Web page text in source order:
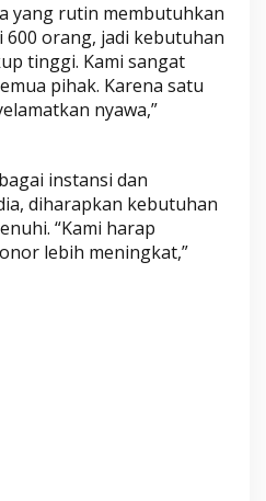
yang rutin membutuhkan
orang, jadi kebutuhan
tinggi. Kami sangat
pihak. Karena satu
nyawa,”
instansi dan
diharapkan kebutuhan
“Kami harap
lebih meningkat,”